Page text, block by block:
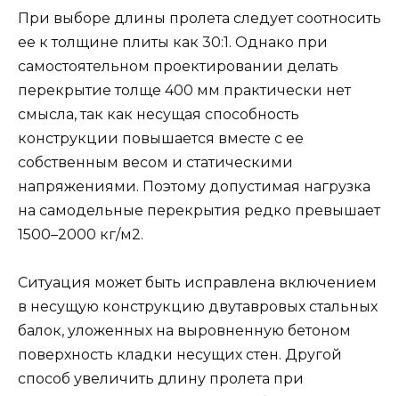
При выборе длины пролета следует соотносить
ее к толщине плиты как 30:1. Однако при
самостоятельном проектировании делать
перекрытие толще 400 мм практически нет
смысла, так как несущая способность
конструкции повышается вместе с ее
собственным весом и статическими
напряжениями. Поэтому допустимая нагрузка
на самодельные перекрытия редко превышает
1500–2000 кг/м2.
Ситуация может быть исправлена включением
в несущую конструкцию двутавровых стальных
балок, уложенных на выровненную бетоном
поверхность кладки несущих стен. Другой
способ увеличить длину пролета при